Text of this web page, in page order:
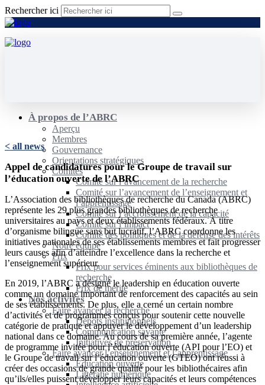
Rechercher ici
À propos de l’ABRC
Aperçu
Membres
Gouvernance
Orientations stratégiques
Comités
Comité sur l’avancement de la recherche
Comité sur l’avancement de l’enseignement et
l’apprentissage
Comité sur l’accroissement de la capacité
Comité sur l’impact
Comité des politiques et de la défense des intérêts
Notre équipe
Prix
Prix pour services éminents aux bibliothèques de
recherche
Prix de mérite
Nos activités
Faire avancer la recherche
Dépôts institutionnels
Communication savante
Initiatives de préservation
Faire avancer l’enseignement et l’apprentissage
Éducation ouverte
Littératie numérique
< all news
Appel de candidatures pour le Groupe de travail sur
l’éducation ouverte de l’ABRC
L’Association des bibliothèques de recherche du Canada (ABRC)
représente les 29 plus grandes bibliothèques de recherche
universitaires au pays et deux établissements fédéraux. À titre
d’organisme bilingue sans but lucratif, l’ABRC coordonne les
initiatives nationales de ses établissements membres et fait progresser
leurs causes afin d’atteindre l’excellence dans la recherche et
l’enseignement supérieur.
En 2019, l’ABRC a désigné le leadership en éducation ouverte
comme un domaine important de renforcement des capacités au sein
de ses établissements. De plus, elle a cerné un certain nombre
d’activités et de programmes conçus pour soutenir cette nouvelle
catégorie de pratique et appuyer le développement d’un leadership
national dans ce domaine. Au cours de sa première année, l’agente
de programme invitée pour l’éducation ouverte (API pour l’EO) et
le Groupe de travail sur l’éducation ouverte (GTEO) ont réussi à
créer des occasions de grande qualité pour les bibliothécaires afin
qu’ils/elles puissent développer leurs capacités et leurs compétences